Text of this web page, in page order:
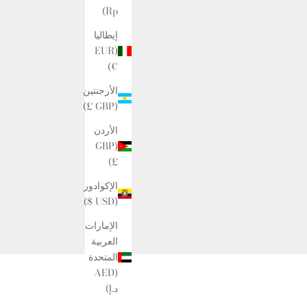
Rp)
إيطاليا
(EUR
€)
الأرجنتين
(GBP £)
الأردن
(GBP
£)
الإكوادور
(USD $)
الإمارات
العربية
المتحدة
(AED
د.إ)